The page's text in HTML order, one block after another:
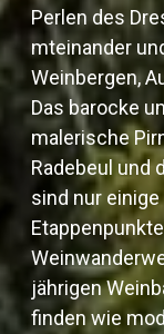
Perlen des
mteinander
Weinbergen,
Das barocke
malerische
Radebeul und
sind nur
jährigen
finden wie